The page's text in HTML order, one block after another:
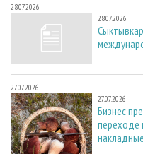
28.07.2026
28.07.2026
27.07.2026
27.07.2026
Бизнес
переходе
накладные